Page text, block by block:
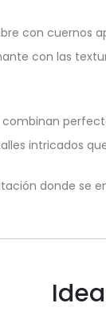
con cuernos
con las
combinan
intricados
donde se